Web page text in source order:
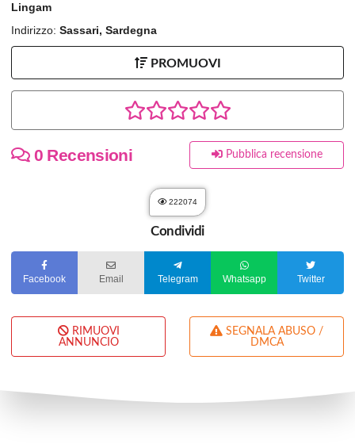
Lingam
Indirizzo: Sassari, Sardegna
PROMUOVI
0 Recensioni Pubblica recensione
222074
Condividi
Facebook Email Telegram Whatsapp Twitter
RIMUOVI
ANNUNCIO
DMCA